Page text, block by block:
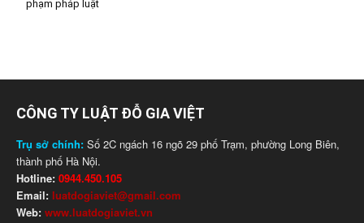
phạm pháp luật
CÔNG TY LUẬT ĐỖ GIA VIỆT
Trụ sở chính: Số 2C ngách 16 ngõ 29 phố Trạm, phường Long Biên,
thành phố Hà Nội.
Hotline: 0944.450.105
Email: luatdogiaviet@gmail.com
Web: www.luatdogiaviet.vn